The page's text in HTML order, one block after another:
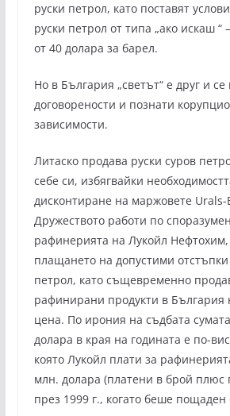
руски петрол, като поставят
руски петрол от типа „ако искаш
от 40 долара за барел.
Но в България „светът“ е друг и
договорености и познати
зависимости.
Литаско продава руски суров
себе си, избягвайки
дисконтиране на маржовете Urals-
Дружеството работи по
рафинерията на Лукойл Нефтохим,
плащането на допустими отстъпки
петрол, като същевременно
рафинирани продукти в България
цена. По ирония на съдбата
долара в края на годината е по-
която Лукойл плати за
млн. долара (платени в брой плюс
през 1999 г., когато беше пощаден